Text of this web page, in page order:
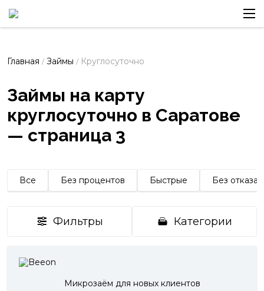
Главная / Займы / Круглосуточно
Займы на карту
круглосуточно в Саратове
— страница 3
Все Без процентов Быстрые Без отказа
Фильтры Категории
Микрозаём для новых клиентов